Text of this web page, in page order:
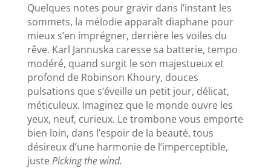
Quelques notes pour gravir dans l’instant les
sommets, la mélodie apparaît diaphane pour
mieux s’en imprégner, derrière les voiles du
rêve. Karl Jannuska caresse sa batterie, tempo
modéré, quand surgit le son majestueux et
profond de Robinson Khoury, douces
pulsations que s’éveille un petit jour, délicat,
méticuleux. Imaginez que le monde ouvre les
yeux, neuf, curieux. Le trombone vous emporte
bien loin, dans l’espoir de la beauté, tous
désireux d’une harmonie de l’imperceptible,
justePicking the wind.